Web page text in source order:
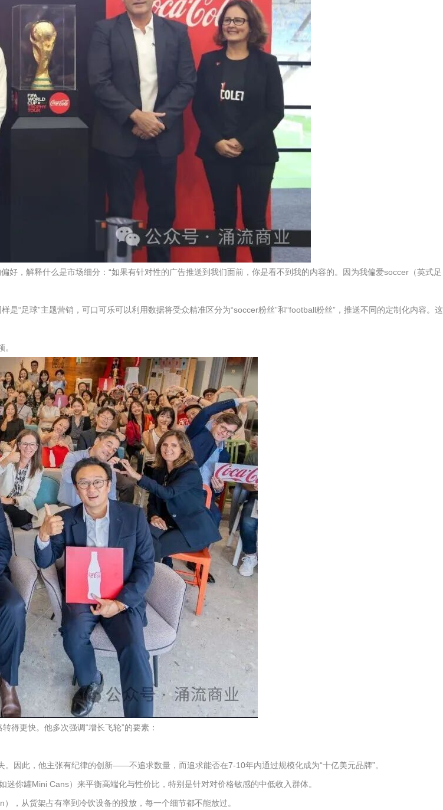
，解释什么是市场细分：“如果有针对性的广告推送到我们面前，你是看不到我的内容的。因为我偏爱soccer（英式足
“足球”主题营销，可口可乐可以利用数据将受众精准区分为“soccer粉丝”和“football粉丝”，推送不同的定制化内容。
得更快。他多次强调“增长飞轮”的要素：
因此，他主张有纪律的创新——不追求数量，而追求能否在7-10年内通过规模化成为“十亿美元品牌”。
你罐Mini Cans）来平衡高端化与性价比，特别是针对对价格敏感的中低收入群体。
，从货架占有率到冷饮设备的投放，每一个细节都不能放过。